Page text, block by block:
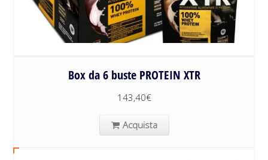
Box da 6 buste PROTEIN XTR
143,40€
Acquista